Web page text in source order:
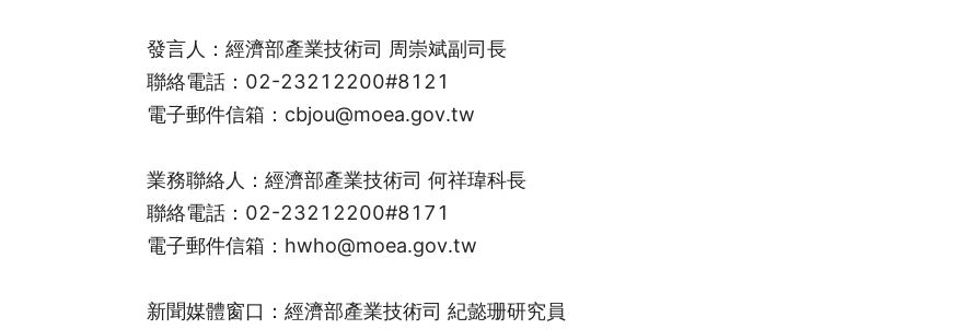
發言人：經濟部產業技術司 周崇斌副司長
聯絡電話：02-23212200#8121
電子郵件信箱： cbjou@moea.gov.tw
業務聯絡人：經濟部產業技術司 何祥瑋科長
聯絡電話：02-23212200#8171
電子郵件信箱： hwho@moea.gov.tw
新聞媒體窗口：經濟部產業技術司 紀懿珊研究員